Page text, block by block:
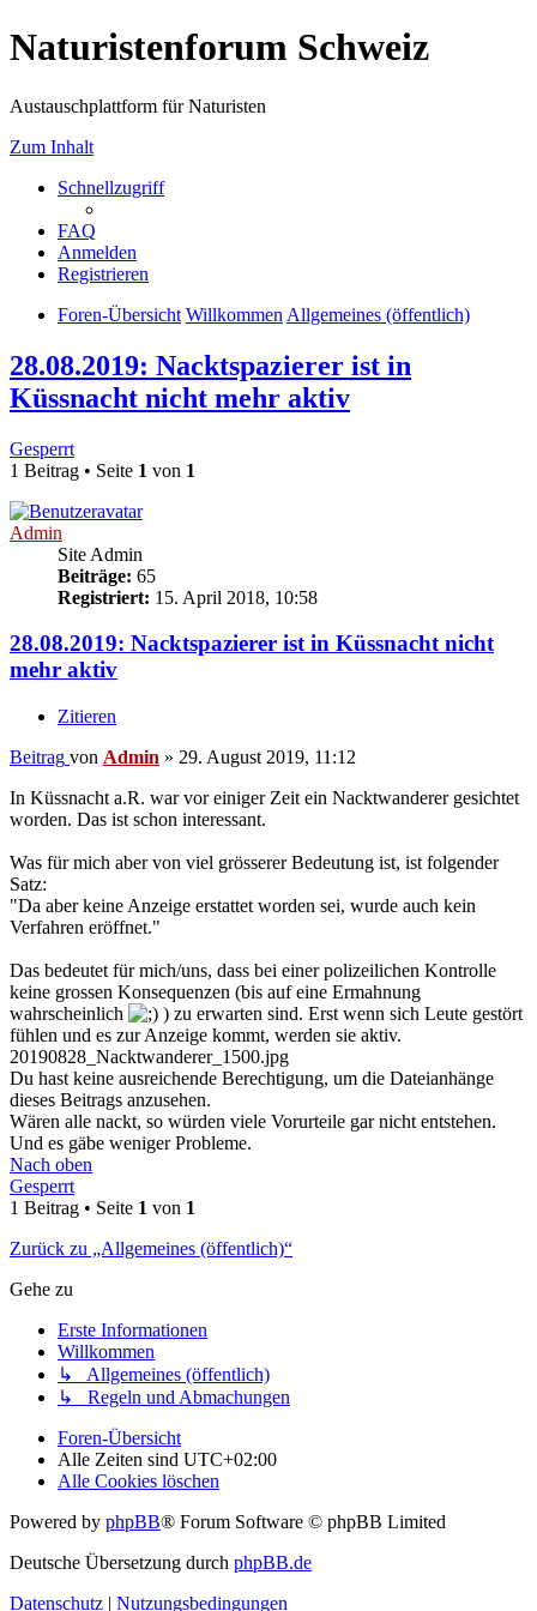
Naturistenforum Schweiz
Austauschplattform für Naturisten
Zum Inhalt
Schnellzugriff
FAQ
Anmelden
Registrieren
Foren-Übersicht Willkommen Allgemeines (öffentlich)
28.08.2019: Nacktspazierer ist in
Küssnacht nicht mehr aktiv
Gesperrt
1 Beitrag • Seite 1 von 1
Admin
Site Admin
Beiträge: 65
Registriert: 15. April 2018, 10:58
28.08.2019: Nacktspazierer ist in Küssnacht nicht
mehr aktiv
Zitieren
Beitrag von Admin » 29. August 2019, 11:12
In Küssnacht a.R. war vor einiger Zeit ein Nacktwanderer gesichtet
worden. Das ist schon interessant.
Was für mich aber von viel grösserer Bedeutung ist, ist folgender
Satz:
"Da aber keine Anzeige erstattet worden sei, wurde auch kein
Verfahren eröffnet."
Das bedeutet für mich/uns, dass bei einer polizeilichen Kontrolle
keine grossen Konsequenzen (bis auf eine Ermahnung
wahrscheinlich
) zu erwarten sind. Erst wenn sich Leute gestört
fühlen und es zur Anzeige kommt, werden sie aktiv.
20190828_Nacktwanderer_1500.jpg
Du hast keine ausreichende Berechtigung, um die Dateianhänge
dieses Beitrags anzusehen.
Wären alle nackt, so würden viele Vorurteile gar nicht entstehen.
Und es gäbe weniger Probleme.
Nach oben
Gesperrt
1 Beitrag • Seite 1 von 1
Zurück zu „Allgemeines (öffentlich)“
Gehe zu
Erste Informationen
Willkommen
↳ Allgemeines (öffentlich)
↳ Regeln und Abmachungen
Foren-Übersicht
Alle Zeiten sind UTC+02:00
Alle Cookies löschen
Powered by phpBB® Forum Software © phpBB Limited
Deutsche Übersetzung durch phpBB.de
Datenschutz | Nutzungsbedingungen